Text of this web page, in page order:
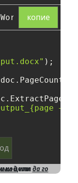
копие
);
{page +
кодили
цели